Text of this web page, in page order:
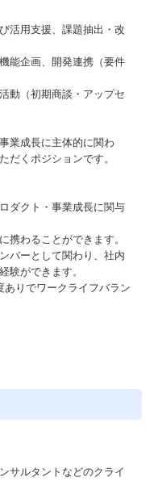
活用支援、課題抽出・改
能企画、開発連携（要件
動（初期商談・アップセ
業成長に主体的に関わ
だくポジションです。
ダクト・事業成長に関与
携わることができます。
バーとして関わり、社内
験ができます。
ありでワークライフバラン
サルタントなどのクライ